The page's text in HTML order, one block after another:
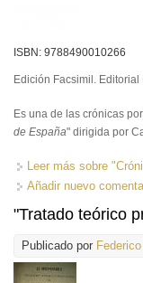
ISBN: 9788490010266
Edición Facsimil. Editorial
Es una de las crónicas
de España" dirigida por
Leer más sobre
Añadir nuevo
"Tratado teórico
Publicado por